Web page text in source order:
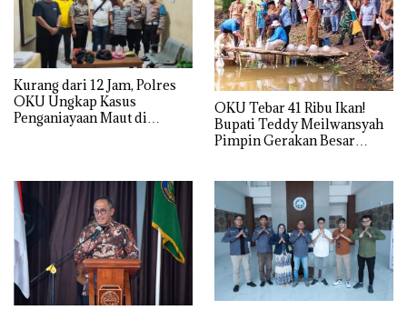
Kurang dari 12 Jam, Polres
OKU Ungkap Kasus
Penganiayaan Maut di
OKU Tebar 41 Ribu Ikan!
Bupati Teddy Meilwansyah
Pimpin Gerakan Besar